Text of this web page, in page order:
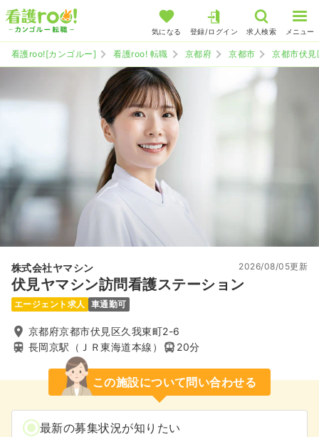
気になる 登録/ログイン 求人検索 メニュー
看護roo![カンゴルー] 看護roo! 転職 京都府 京都市 京都市伏見
株式会社ヤマシン
伏見ヤマシン訪問看護ステーション
2026/08/05更新
エージェント求人 車通勤可
京都府京都市伏見区久我東町2-6
長岡京駅（ＪＲ東海道本線）
20分
この施設について問い合わせる
最新の募集状況が知りたい